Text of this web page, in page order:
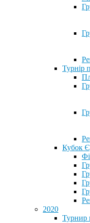
Турнір
Кубок
2020
Турнир